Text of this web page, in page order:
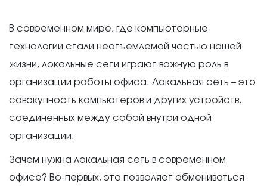
В современном мире, где компьютерные
технологии стали неотъемлемой частью нашей
жизни, локальные сети играют важную роль в
организации работы офиса. Локальная сеть – это
совокупность компьютеров и других устройств,
соединенных между собой внутри одной
организации.
Зачем нужна локальная сеть в современном
офисе? Во-первых, это позволяет обмениваться